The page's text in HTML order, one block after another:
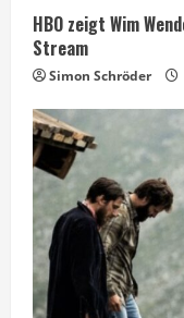
HBO zeigt Wim
Stream
Simon Schröder